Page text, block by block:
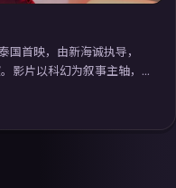
国首映，由新海诚执导，
影片以科幻为叙事主轴，
影与配乐强化地域气质；
剧在线看」延展检索同类